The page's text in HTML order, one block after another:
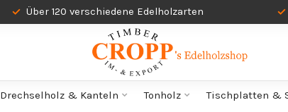
Über 120 verschiedene Edelholzarten
Drechselholz & Kanteln Tonholz Tischplatten &